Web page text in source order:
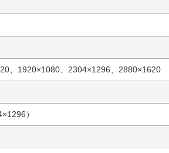
、1920×1080、2304×1296、2880×1620
）